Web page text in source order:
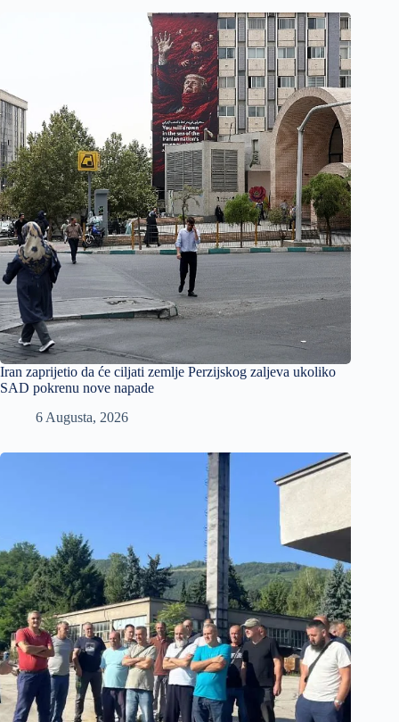
Iran zaprijetio da će ciljati zemlje Perzijskog zaljeva ukoliko
SAD pokrenu nove napade
6 Augusta, 2026